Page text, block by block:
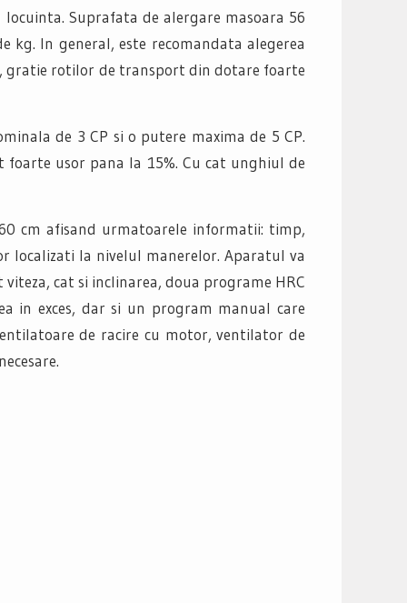
Suprafata de alergare masoara 56
In general, este recomandata alegerea
gratie rotilor de transport din dotare foarte
de 3 CP si o putere maxima de 5 CP.
usor pana la 15%. Cu cat unghiul de
cm afisand urmatoarele informatii: timp,
localizati la nivelul manerelor. Aparatul va
cat si inclinarea, doua programe HRC
in exces, dar si un program manual care
de racire cu motor, ventilator de